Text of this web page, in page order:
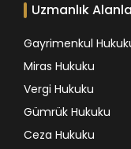
Uzmanlık
Gayrimenkul
Miras Hukuku
Vergi Hukuku
Gümrük Hukuku
Ceza Hukuku